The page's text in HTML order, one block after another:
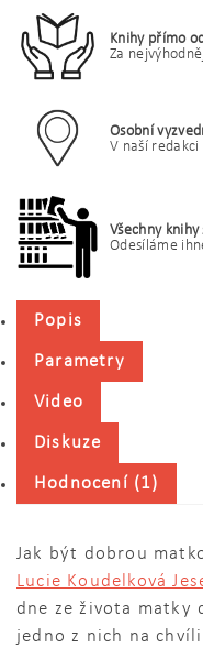
Knihy přímo
Za
Osobní
V naší redakci
Všechny knihy
Odesíláme
Popis
Parametry
Video
Diskuze
Hodnocení (1)
Jak být dobrou
Lucie Koudelková
dne ze života matky
jedno z nich na